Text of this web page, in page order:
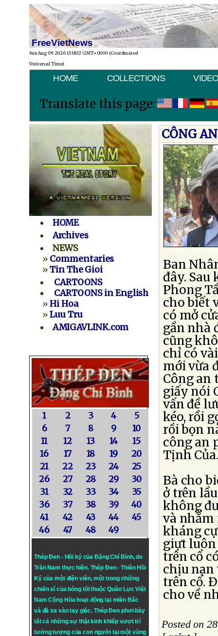
FreeVietNews
Sun Aug 09 2026 13:18:32 GMT+0000 (Coordinated
Universal Time)
HOME COLLECTIONS
Translate this page:
HOME
Archives
NEWS
» Commentaries
»Tin The Gioi
CARTOONS
CARTOONS in English
»Hi Hoa
»Luu Tru
AMIGAVLINK.com
1 2 3 4
5
6
7 8 9
10
11
12 13 14
15
16
17 18 19
20
21
22 23 24
25
26
27 28 29
30
31
32 33 34
35
36
37 38 39
40
41
42 43 44
45
46
47 48 49
Thép Đen - Hồi ký của Đặng Chí Bình, do
Trần Nam thực hiện. Thép Đen- Thiên Hồi
Ký của một điện viên, một trong những
chiến sĩ của bóng tối thuộc Quân Lực Việt
Nam Cộng Hòa hoạt động tại miền Bắc
và đã sa vào tay giặc. Thép Đen phơi bày
tất cả những sự thật kinh khiếp vượt trí
tưởng tượng của con người tại một vùng
CÔNG
Ban
đây. Sau
Phong
cho biết
có mở
gần nhà
cũng
chỉ có
mới vừa
Công an
giấy nói
vấn đề
kéo, rồi
rồi bọn
công an
Tịnh
Bà cho
ở trên
không
và nhằm
kháng
giựt luôn
trên cổ
chịu nạn
trên cổ.
cho về
Posted on